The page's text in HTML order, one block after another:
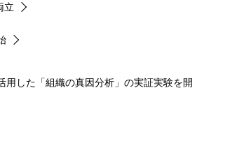
立
した「組織の真因分析」の実証実験を開